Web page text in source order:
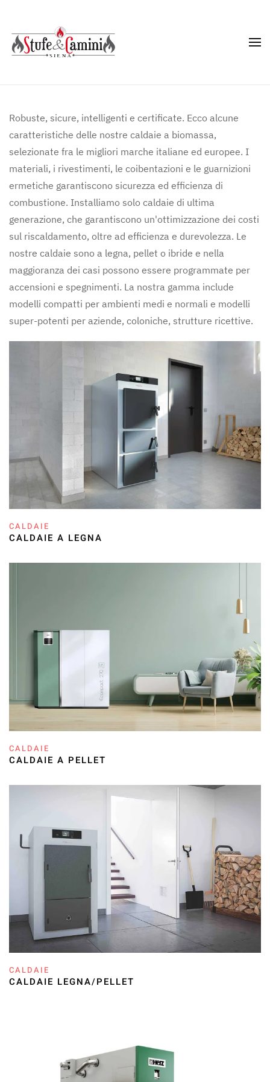
Skip
to
Robuste, sicure, intelligenti e certificate. Ecco alcune
caratteristiche delle nostre caldaie a biomassa,
selezionate fra le migliori marche italiane ed europee. I
materiali, i rivestimenti, le coibentazioni e le guarnizioni
ermetiche garantiscono sicurezza ed efficienza di
combustione. Installiamo solo caldaie di ultima
generazione, che garantiscono un'ottimizzazione dei costi
sul riscaldamento, oltre ad efficienza e durevolezza. Le
nostre caldaie sono a legna, pellet o ibride e nella
maggioranza dei casi possono essere programmate per
accensioni e spegnimenti. La nostra gamma include
modelli compatti per ambienti medi e normali e modelli
super-potenti per aziende, coloniche, strutture ricettive.
CALDAIE
CALDAIE A LEGNA
CALDAIE
CALDAIE A PELLET
CALDAIE
CALDAIE LEGNA/PELLET